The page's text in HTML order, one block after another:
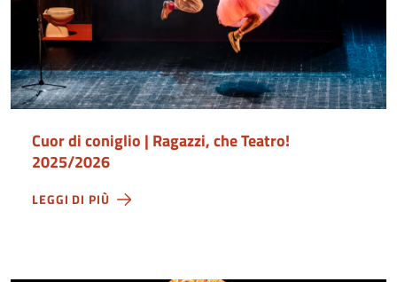
Cuor di coniglio | Ragazzi, che Teatro!
2025/2026
LEGGI DI PIÙ